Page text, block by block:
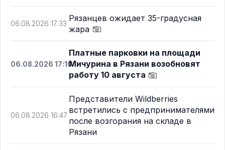
06.08.2026 17:33
Рязанцев ожидает 35-градусная
жара
06.08.2026 17:10
Платные парковки на площади
Мичурина в Рязани возобновят
работу 10 августа
06.08.2026 16:47
Представители Wildberries
встретились с предпринимателями
после возгорания на складе в
Рязани